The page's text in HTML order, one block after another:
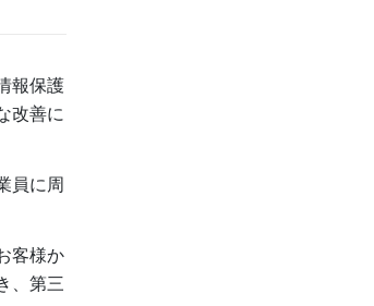
報保護
改善に
員に周
客様か
、第三